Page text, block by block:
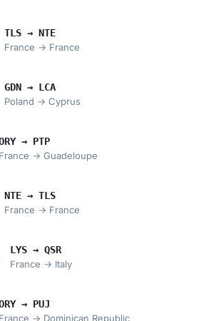
TLS → NTE
France → France
GDN → LCA
Poland → Cyprus
→ PTP
France → Guadeloupe
NTE → TLS
France → France
LYS → QSR
France → Italy
→ PUJ
France → Dominican Republic